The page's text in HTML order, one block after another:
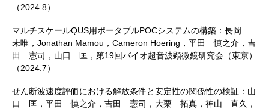
（2024.8）
マルチスケールQUS用ポータブルPOCシステムの構築：長岡
未唯，Jonathan Mamou，Cameron Hoering，平田 慎之介，吉
田 憲司，山口 匡，第19回バイオ超音波顕微鏡研究会（東京）
（2024.7）
せん断波速度評価における解放条件と安定性の関係性の検証：山
口 匡，平田 慎之介，吉田 憲司，大栗 拓真，神山 直久，